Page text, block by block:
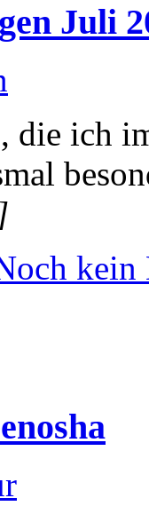
Juli
die ich
]
kein